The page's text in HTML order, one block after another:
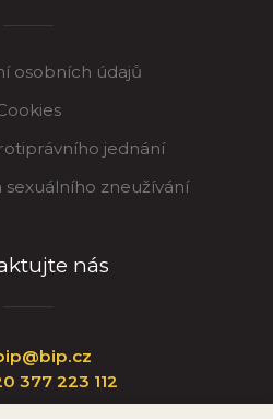
osobních údajů
jednání
zneužívání
nás
377 223 112